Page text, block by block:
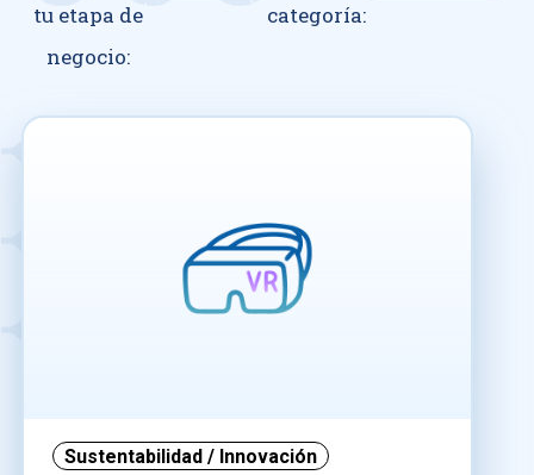
tu etapa de
negocio:
categoría:
Sustentabilidad / Innovación